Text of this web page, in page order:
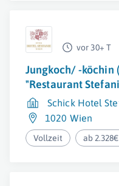
vor 30+ T
Jungkoch/ -köchin
"Restaurant
Schick Hotel
1020 Wien
Vollzeit ab